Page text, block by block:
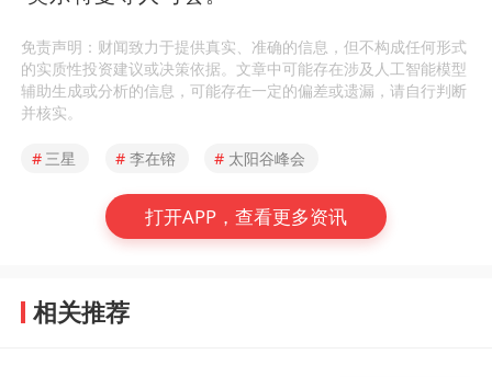
免责声明：财闻致力于提供真实、准确的信息，但不构成任何形式
的实质性投资建议或决策依据。文章中可能存在涉及人工智能模型
辅助生成或分析的信息，可能存在一定的偏差或遗漏，请自行判断
并核实。
# 三星 # 李在镕 # 太阳谷峰会
打开APP，查看更多资讯
相关推荐